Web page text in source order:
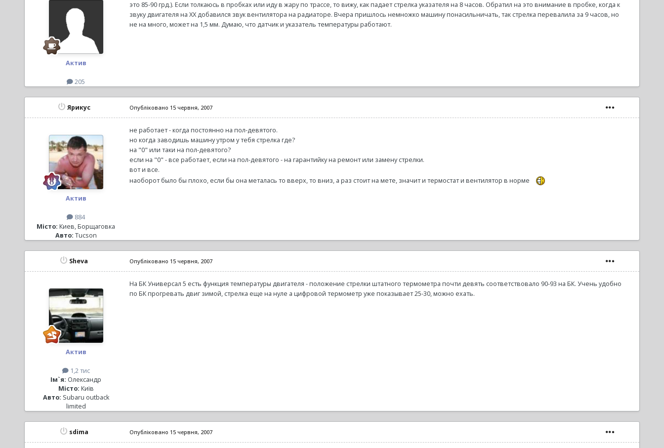
Актив
205
это 85-90 грд.). Если толкаюсь в пробках или иду в жару по трассе, то вижу, как падает стрелка указателя на 8 часов. Обратил на это внимание в пробке, когда к
звуку двигателя на ХХ добавился звук вентилятора на радиаторе. Вчера пришлось немножко машину понасильничать, так стрелка перевалила за 9 часов, но
не на много, может на 1,5 мм. Думаю, что датчик и указатель температуры работают.
Ярикус
Актив
884
Місто: Киев, Борщаговка
Авто: Tucson
Опубліковано 15 червня, 2007
не работает - когда постоянно на пол-девятого.
но когда заводишь машину утром у тебя стрелка где?
на "0" или таки на пол-девятого?
если на "0" - все работает, если на пол-девятого - на гарантийку на ремонт или замену стрелки.
вот и все.
наоборот было бы плохо, если бы она металась то вверх, то вниз, а раз стоит на мете, значит и термостат и вентилятор в норме
Sheva
Актив
1,2 тис
Ім`я: Олександр
Місто: Київ
Авто: Subaru outback
limited
Опубліковано 15 червня, 2007
На БК Универсал 5 есть функция температуры двигателя - положение стрелки штатного термометра почти девять соответствовало 90-93 на БК. Учень удобно
по БК прогревать двиг зимой, стрелка еще на нуле а цифровой термометр уже показывает 25-30, можно ехать.
sdima Опубліковано 15 червня, 2007